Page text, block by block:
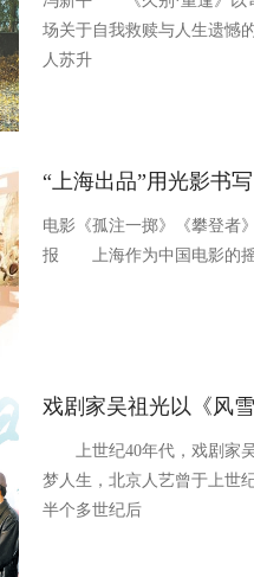
场关于自我救赎与人生遗憾
人苏升
“上海出品”用光影书
电影《孤注一掷》《攀登者
报 上海作为中国电影的摇
戏剧家吴祖光以《风
上世纪40年代，戏剧家吴
梦人生，北京人艺曾于上世
半个多世纪后